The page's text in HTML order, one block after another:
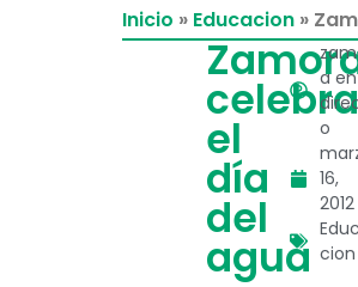
Inicio » Educacion »
el
día
del
agua
a en
o
16,
2012
cion